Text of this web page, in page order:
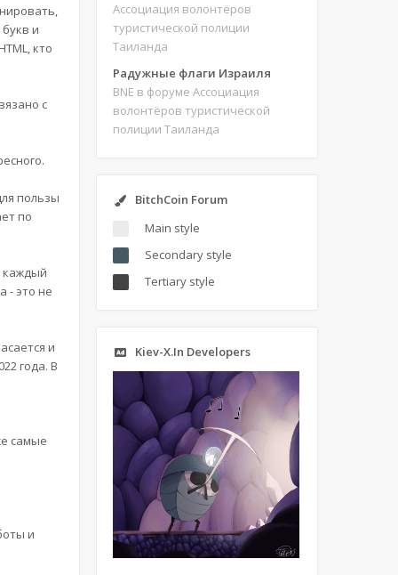
и
кто
с
пользы
по
каждый
- это не
и
года. В
самые
и
Ассоциация волонтёров
туристической полиции
Таиланда
Радужные флаги Израиля
BNE в форуме Ассоциация
волонтёров туристической
полиции Таиланда
BitchCoin Forum
Main style
Secondary style
Tertiary style
Kiev-X.In Developers